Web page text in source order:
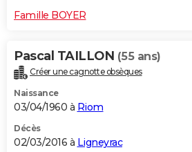
Famille BOYER
Pascal TAILLON (55 ans)
Créer une cagnotte obsèques
Naissance
03/04/1960 à Riom
Décès
02/03/2016 à Ligneyrac